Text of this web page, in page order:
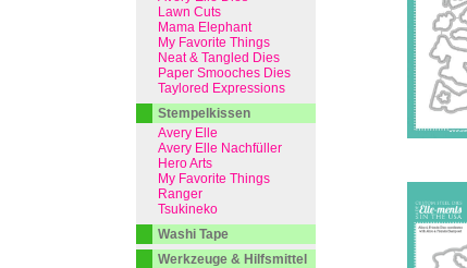
Lawn Cuts
Mama Elephant
My Favorite Things
Neat & Tangled Dies
Paper Smooches Dies
Taylored Expressions
Stempelkissen
Avery Elle
Avery Elle Nachfüller
Hero Arts
My Favorite Things
Ranger
Tsukineko
Washi Tape
Werkzeuge & Hilfsmittel